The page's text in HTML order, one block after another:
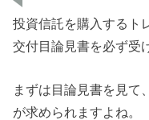
投資信託を購入するト
交付目論見書を必ず受
まずは目論見書を見て
が求められますよね。